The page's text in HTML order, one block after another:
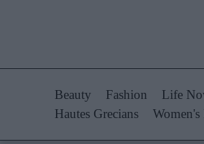
Beauty Fashion Life
Hautes Grecians
Women's